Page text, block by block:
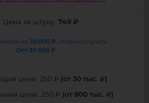
Цена за штуку: 749 ₽
на 30 000 ₽, чтобы получить
Опт30 000 ₽
цена: 250 ₽ (от 30 тыс. )
цена: 250 ₽ (от 800 тыс. )